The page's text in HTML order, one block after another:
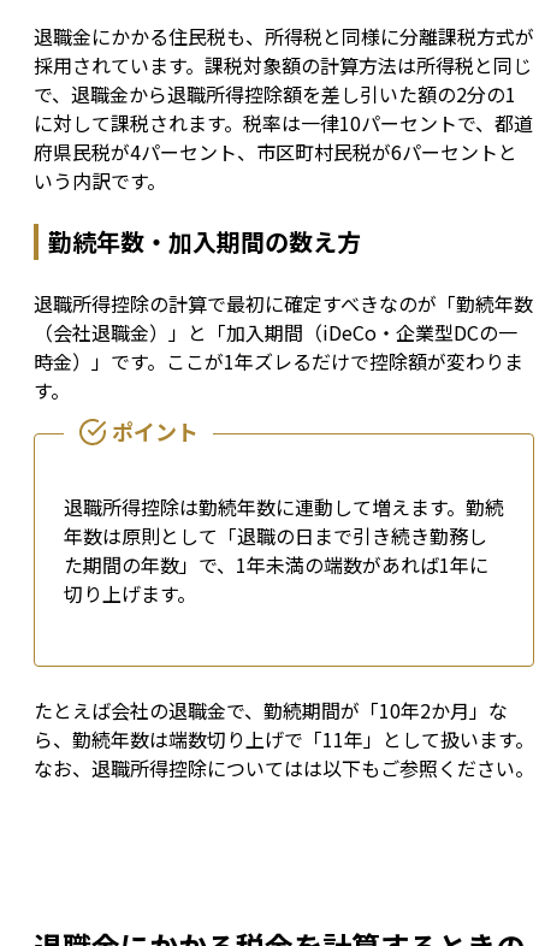
退職金にかかる住民税も、所得税と同様に分離課税方式が
採用されています。課税対象額の計算方法は所得税と同じ
で、退職金から退職所得控除額を差し引いた額の2分の1
に対して課税されます。税率は一律10パーセントで、都道
府県民税が4パーセント、市区町村民税が6パーセントと
いう内訳です。
勤続年数・加入期間の数え方
退職所得控除の計算で最初に確定すべきなのが「勤続年数
（会社退職金）」と「加入期間（iDeCo・企業型DCの一
時金）」です。ここが1年ズレるだけで控除額が変わりま
す。
退職所得控除は勤続年数に連動して増えます。勤続
年数は原則として「退職の日まで引き続き勤務し
た期間の年数」で、1年未満の端数があれば1年に
切り上げます。
たとえば会社の退職金で、勤続期間が「10年2か月」な
ら、勤続年数は端数切り上げで「11年」として扱います。
なお、退職所得控除についてはは以下もご参照ください。